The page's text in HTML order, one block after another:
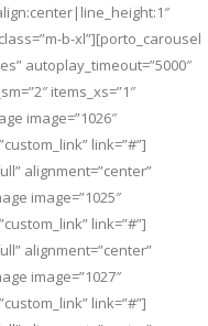
b-xl”][porto_carousel
autoplay_timeout=”5000″
items_xs=”1″
image=”1026″
link=”#”]
alignment=”center”
image=”1025″
link=”#”]
alignment=”center”
image=”1027″
link=”#”]